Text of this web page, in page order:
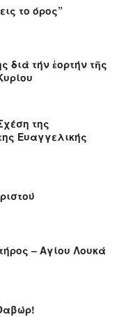
το όρος”
διά τήν ἑορτήν τῆς
της
Ευαγγελικής
– Αγίου Λουκά